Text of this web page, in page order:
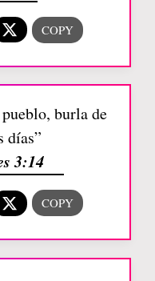
burla de
días”
3:14